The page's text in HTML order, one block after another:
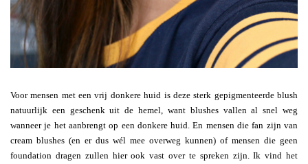
Voor mensen met een vrij donkere huid is deze sterk gepigmenteerde blush
natuurlijk een geschenk uit de hemel, want blushes vallen al snel weg
wanneer je het aanbrengt op een donkere huid. En mensen die fan zijn van
cream blushes (en er dus wél mee overweg kunnen) of mensen die geen
foundation dragen zullen hier ook vast over te spreken zijn. Ik vind het